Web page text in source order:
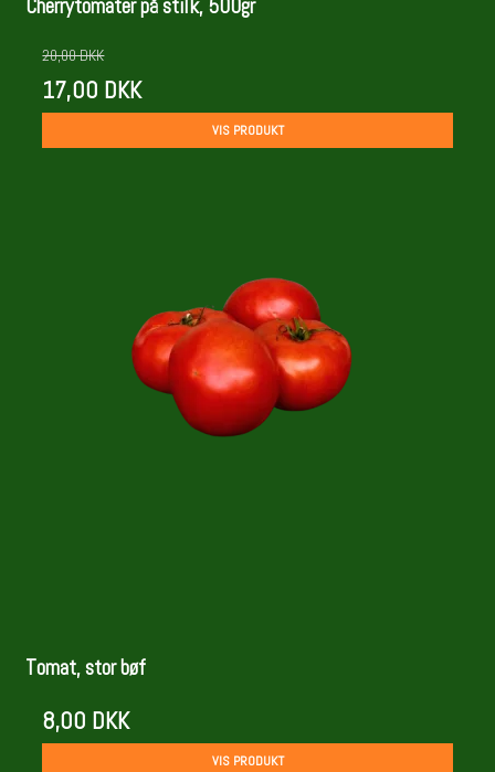
Cherrytomater på stilk, 500gr
20,00 DKK
17,00 DKK
VIS PRODUKT
Tomat, stor bøf
8,00 DKK
VIS PRODUKT